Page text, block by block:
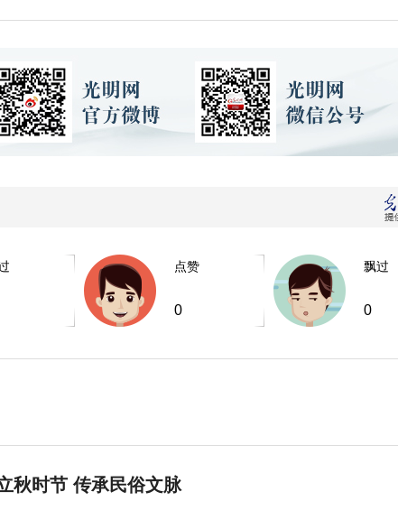
点赞
0
飘过
0
秋时节 传承民俗文脉